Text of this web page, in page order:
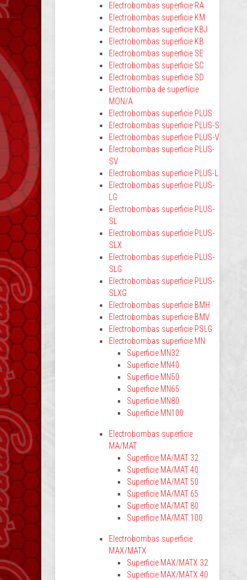
Electrobombas superficie RA
Electrobombas superficie KM
Electrobombas superficie KBJ
Electrobombas superficie KB
Electrobombas superficie SE
Electrobombas superficie SC
Electrobombas superficie SD
Electrobomba de superfície
MON/A
Electrobombas superficie PLUS
Electrobombas superficie PLUS-S
Electrobombas superficie PLUS-V
Electrobombas superficie PLUS-
SV
Electrobombas superficie PLUS-L
Electrobombas superficie PLUS-
LG
Electrobombas superficie PLUS-
SL
Electrobombas superficie PLUS-
SLX
Electrobombas superficie PLUS-
SLG
Electrobombas superficie PLUS-
SLXG
Electrobombas superficie BMH
Electrobombas superficie BMV
Electrobombas superficie PSLG
Electrobombas superficie MN
Superficie MN32
Superficie MN40
Superficie MN50
Superficie MN65
Superficie MN80
Superficie MN100
Electrobombas superficie
MA/MAT
Superficie MA/MAT 32
Superficie MA/MAT 40
Superficie MA/MAT 50
Superficie MA/MAT 65
Superficie MA/MAT 80
Superficie MA/MAT 100
Electrobombas superficie
MAX/MATX
Superficie MAX/MATX 32
Superficie MAX/MATX 40